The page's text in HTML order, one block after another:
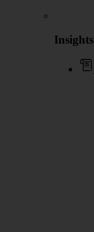
Insights